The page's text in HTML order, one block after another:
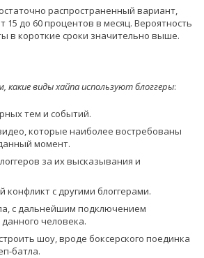
распространенный вариант,
15 до 60 процентов в месяц. Вероятность
в короткие сроки значительно выше.
какие виды хайпа используют блоггеры:
тем и событий.
которые наиболее востребованы
момент.
за их высказывания и
конфликт с другими блоггерами.
с дальнейшим подключением
человека.
шоу, вроде боксерского поединка
батла.